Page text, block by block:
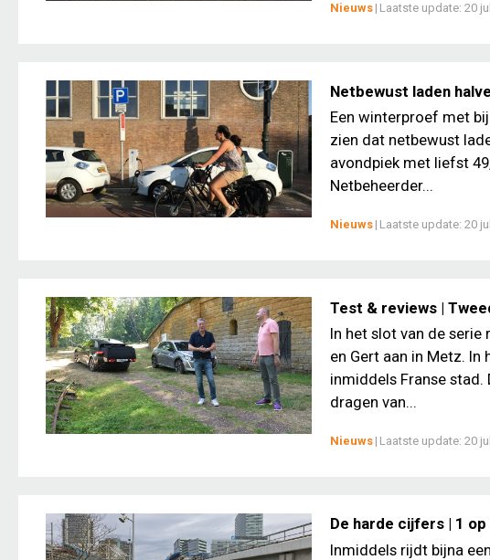
Nieuws | Laatste update: 20
Netbewust laden
Een winterproef met
zien dat netbewust
avondpiek met liefst
Netbeheerder...
Nieuws | Laatste update: 20
Test & reviews |
In het slot van de serie
en Gert aan in Metz.
inmiddels Franse
dragen van...
Nieuws | Laatste update: 20
De harde cijfers | 1
Inmiddels rijdt bijna